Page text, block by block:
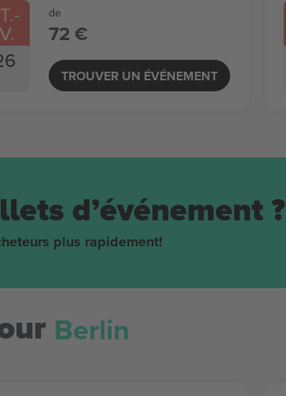
- de
72 €
TROUVER UN ÉVÉNEMENT
d’événement ?
plus rapidement!
Berlin